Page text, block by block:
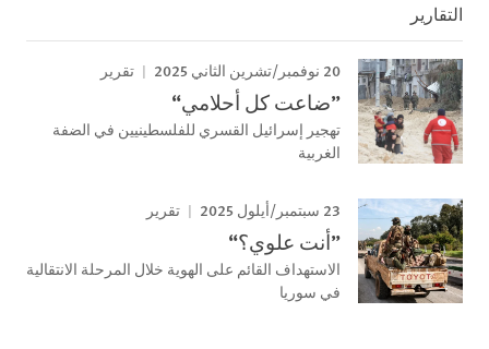
التقارير
20 نوفمبر/تشرين الثاني 2025 تقرير
”ضاعت كل أحلامي“
تهجير إسرائيل القسري للفلسطينيين في الضفة
الغربية
23 سبتمبر/أيلول 2025 تقرير
”أنت علوي؟“
الاستهداف القائم على الهوية خلال المرحلة الانتقالية
في سوريا